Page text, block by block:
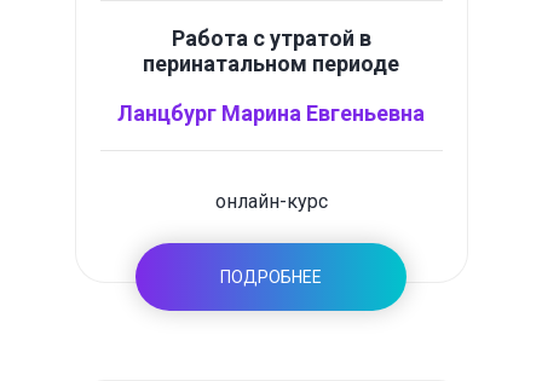
Работа с утратой в
перинатальном периоде
Ланцбург Марина Евгеньевна
онлайн-курс
ПОДРОБНЕЕ